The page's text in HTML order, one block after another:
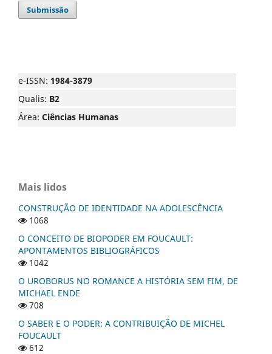
Submissão
e-ISSN: 1984-3879
Qualis: B2
Área: Ciências Humanas
Mais lidos
CONSTRUÇÃO DE IDENTIDADE NA ADOLESCÊNCIA
1068
O CONCEITO DE BIOPODER EM FOUCAULT:
APONTAMENTOS BIBLIOGRÁFICOS
1042
O UROBORUS NO ROMANCE A HISTÓRIA SEM FIM, DE
MICHAEL ENDE
708
O SABER E O PODER: A CONTRIBUIÇÃO DE MICHEL
FOUCAULT
612